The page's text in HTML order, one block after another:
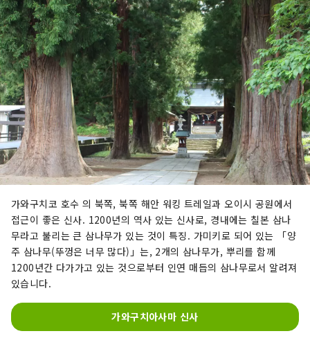
가와구치코 호수 의 북쪽, 북쪽 해안 워킹 트레일과 오이시 공원에서
접근이 좋은 신사. 1200년의 역사 있는 신사로, 경내에는 칠본 삼나
무라고 불리는 큰 삼나무가 있는 것이 특징. 가미키로 되어 있는 「양
주 삼나무(뚜껑은 너무 많다)」는, 2개의 삼나무가, 뿌리를 함께
1200년간 다가가고 있는 것으로부터 인연 매듭의 삼나무로서 알려져
있습니다.
가와구치아사마 신사